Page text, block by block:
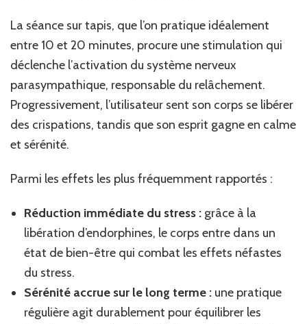
La séance sur tapis, que l’on pratique idéalement
entre 10 et 20 minutes, procure une stimulation qui
déclenche l’activation du système nerveux
parasympathique, responsable du relâchement.
Progressivement, l’utilisateur sent son corps se libérer
des crispations, tandis que son esprit gagne en calme
et sérénité.
Parmi les effets les plus fréquemment rapportés :
Réduction immédiate du stress : grâce à la
libération d’endorphines, le corps entre dans un
état de bien-être qui combat les effets néfastes
du stress.
Sérénité accrue sur le long terme : une pratique
régulière agit durablement pour équilibrer les